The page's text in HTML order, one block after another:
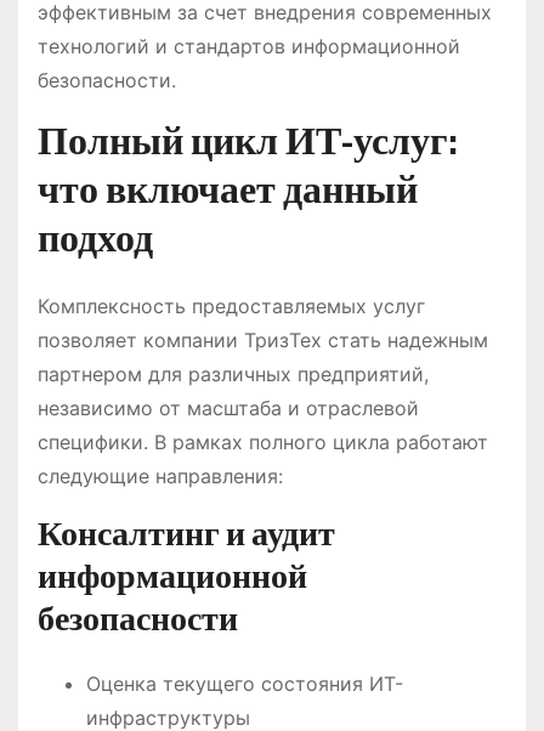
эффективным за счет внедрения современных
технологий и стандартов информационной
безопасности.
Полный цикл ИТ-услуг:
что включает данный
подход
Комплексность предоставляемых услуг
позволяет компании ТризТех стать надежным
партнером для различных предприятий,
независимо от масштаба и отраслевой
специфики. В рамках полного цикла работают
следующие направления:
Консалтинг и аудит
информационной
безопасности
Оценка текущего состояния ИТ-
инфраструктуры